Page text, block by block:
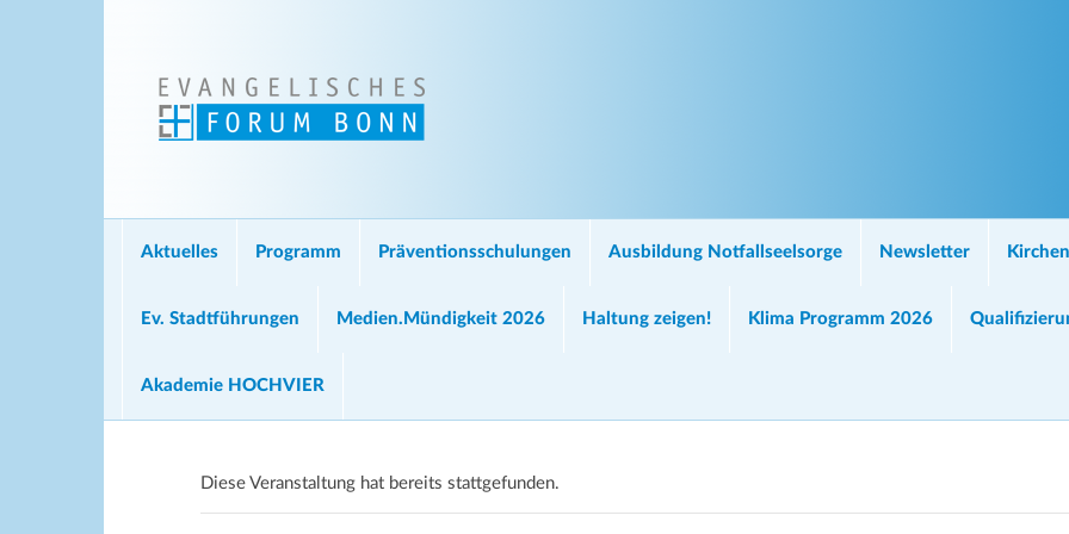
Aktuelles Programm Präventionsschulungen Ausbildung Notfallseelsorge Newsletter
Ev. Stadtführungen Medien.Mündigkeit 2026 Haltung zeigen! Klima Programm 2026
Akademie HOCHVIER
Diese Veranstaltung hat bereits stattgefunden.